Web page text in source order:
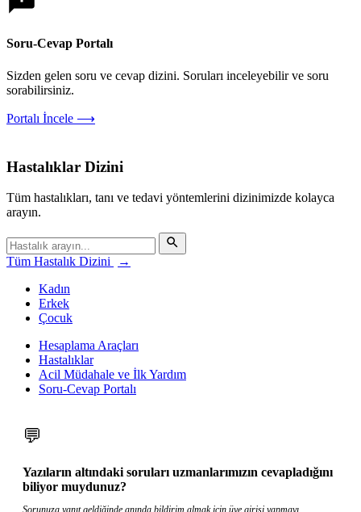
Soru-Cevap Portalı
Sizden gelen soru ve cevap dizini. Soruları inceleyebilir ve soru
sorabilirsiniz.
Portalı İncele ⟶
Hastalıklar Dizini
Tüm hastalıkları, tanı ve tedavi yöntemlerini dizinimizde kolayca
arayın.
Tüm Hastalık Dizini
→
Kadın
Erkek
Çocuk
Hesaplama Araçları
Hastalıklar
Acil Müdahale ve İlk Yardım
Soru-Cevap Portalı
💬
Yazıların altındaki soruları uzmanlarımızın cevapladığını
biliyor muydunuz?
Sorunuza yanıt geldiğinde anında bildirim almak için üye girişi yapmayı